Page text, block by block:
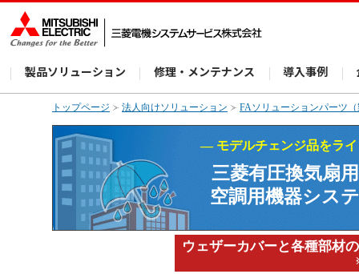
製品ソリューション 修理・メンテナンス 導入事例
トップページ 法人向けソリューション FAソリューションパーツ
― モデルチェンジ品をラ
三菱有圧換気扇
空調用機器シス
ウェザーカバーと各種部材